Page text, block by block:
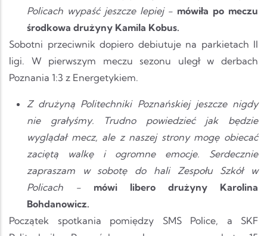
Policach wypaść jeszcze lepiej - mówiła po meczu
środkowa drużyny Kamila Kobus.
Sobotni przeciwnik dopiero debiutuje na parkietach II
ligi. W pierwszym meczu sezonu uległ w derbach
Poznania 1:3 z Energetykiem.
Z drużyną Politechniki Poznańskiej jeszcze nigdy
nie grałyśmy. Trudno powiedzieć jak będzie
wyglądał mecz, ale z naszej strony mogę obiecać
zaciętą walkę i ogromne emocje. Serdecznie
zapraszam w sobotę do hali Zespołu Szkół w
Policach - mówi libero drużyny Karolina
Bohdanowicz.
Początek spotkania pomiędzy SMS Police, a SKF